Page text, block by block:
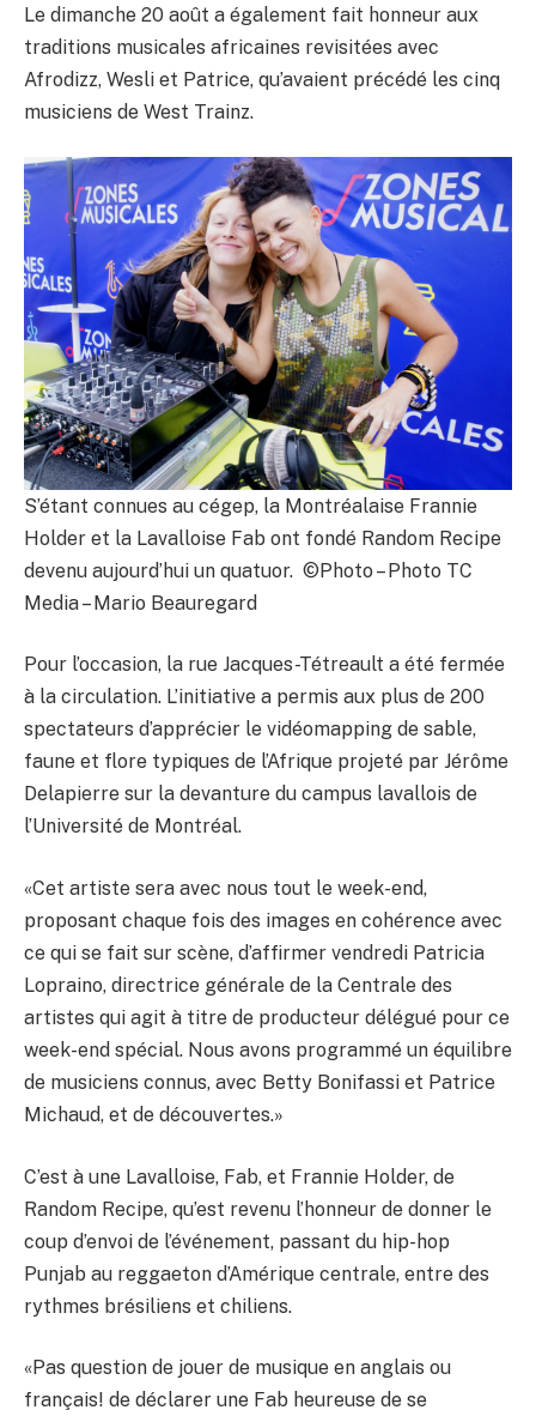
Le dimanche 20 août a également fait honneur aux
traditions musicales africaines revisitées avec
Afrodizz, Wesli et Patrice, qu’avaient précédé les cinq
musiciens de West Trainz.
S’étant connues au cégep, la Montréalaise Frannie
Holder et la Lavalloise Fab ont fondé Random Recipe
devenu aujourd’hui un quatuor. ©Photo – Photo TC
Media – Mario Beauregard
Pour l’occasion, la rue Jacques-Tétreault a été fermée
à la circulation. L’initiative a permis aux plus de 200
spectateurs d’apprécier le vidéomapping de sable,
faune et flore typiques de l’Afrique projeté par Jérôme
Delapierre sur la devanture du campus lavallois de
l’Université de Montréal.
«Cet artiste sera avec nous tout le week-end,
proposant chaque fois des images en cohérence avec
ce qui se fait sur scène, d’affirmer vendredi Patricia
Lopraino, directrice générale de la Centrale des
artistes qui agit à titre de producteur délégué pour ce
week-end spécial. Nous avons programmé un équilibre
de musiciens connus, avec Betty Bonifassi et Patrice
Michaud, et de découvertes.»
C’est à une Lavalloise, Fab, et Frannie Holder, de
Random Recipe, qu’est revenu l’honneur de donner le
coup d’envoi de l’événement, passant du hip-hop
Punjab au reggaeton d’Amérique centrale, entre des
rythmes brésiliens et chiliens.
«Pas question de jouer de musique en anglais ou
français! de déclarer une Fab heureuse de se